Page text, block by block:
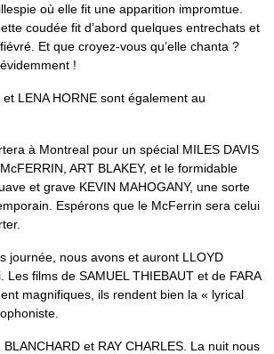
où elle fit une apparition impromtue.
coudée fit d’abord quelques entrechats et
Et que croyez-vous qu’elle chanta ?
!
LENA HORNE sont également au
à Montreal pour un spécial MILES DAVIS
ART BLAKEY, et le formidable
et grave KEVIN MAHOGANY, une sorte
Espérons que le McFerrin sera celui
journée, nous avons et auront LLOYD
Les films de SAMUEL THIEBAUT et de FARA
magnifiques, ils rendent bien la « lyrical
et RAY CHARLES. La nuit nous